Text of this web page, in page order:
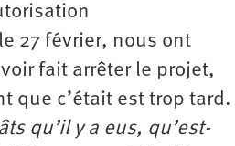
27 février, nous ont
fait arrêter le projet,
que c’était est trop tard.
qu’il y a eus, qu’est-